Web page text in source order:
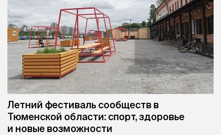
Летний фестиваль сообществ в
Тюменской области: спорт, здоровье
и новые возможности